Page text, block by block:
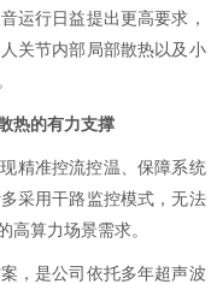
运行日益提出更高要求，
关节内部局部散热以及小
热的有力支撑
精准控流控温、保障系统
采用干路监控模式，无法
高算力场景需求。
，是公司依托多年超声波